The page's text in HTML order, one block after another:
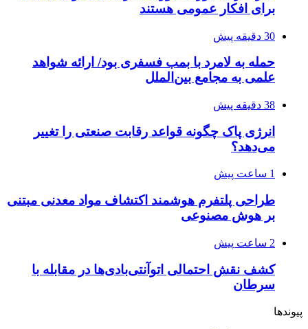
برای افکار عمومی هستند
30 دقیقه پیش
حمله به لامرد با بمب فسفری بود/ ارائه شواهد
علمی به مجامع بین‌الملل
38 دقیقه پیش
انرژی پاک چگونه قواعد رقابت صنعتی را تغییر
می‌دهد؟
1 ساعت پیش
طراحی پلتفرم هوشمند اکتشاف مواد معدنی مبتنی
بر هوش مصنوعی
2 ساعت پیش
کشف نقش احتمالی اتوآنتی‌بادی‌ها در مقابله با
سرطان
پیوندها